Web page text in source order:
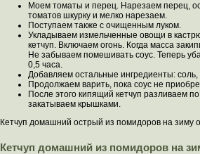
Моем томаты и перец. Нарезаем перец,
томатов шкурку и мелко нарезаем.
Поступаем также с очищенным луком.
Укладываем измельченные овощи в
кетчуп. Включаем огонь. Когда масса
Не забываем помешивать соус. Теперь
0,5 часа.
Добавляем остальные ингредиенты: соль,
Продолжаем варить, пока соус не
После этого кипящий кетчуп разливаем
закатываем крышками.
Кетчуп домашний острый из помидоров на зиму
Кетчуп домашний из помидоров на